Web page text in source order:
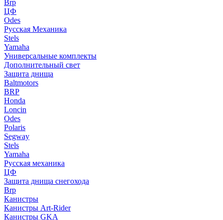
Brp
ЦФ
Odes
Русская Механика
Stels
Yamaha
Универсальные комплекты
Дополнительный свет
Защита днища
Baltmotors
BRP
Honda
Loncin
Odes
Polaris
Segway
Stels
Yamaha
Русская механика
ЦФ
Защита днища снегохода
Brp
Канистры
Канистры Art-Rider
Канистры GKA